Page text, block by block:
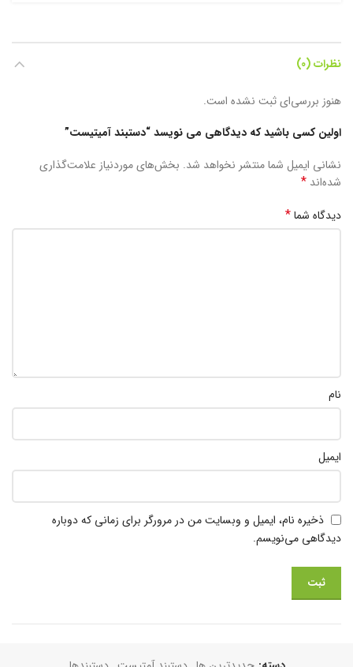
نظرات (0)
هنوز بررسی‌ای ثبت نشده است.
اولین کسی باشید که دیدگاهی می نویسد “دستبند آمیتیست”
نشانی ایمیل شما منتشر نخواهد شد. بخش‌های موردنیاز علامت‌گذاری
شده‌اند *
دیدگاه شما*
نام
ایمیل
ذخیره نام، ایمیل و وبسایت من در مرورگر برای زمانی که دوباره
دیدگاهی می‌نویسم.